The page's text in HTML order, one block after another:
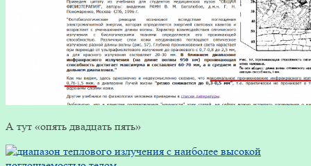
А тут «опять двадцать пять»